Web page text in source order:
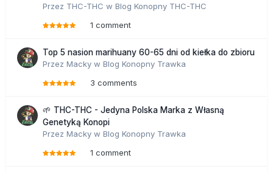
Przez THC-THC w Blog Konopny THC-THC
1 comment
Top 5 nasion marihuany 60-65 dni od kiełka do zbioru
Przez Macky w Blog Konopny Trawka
3 comments
🌱 THC-THC - Jedyna Polska Marka z Własną
Genetyką Konopi
Przez Macky w Blog Konopny Trawka
1 comment